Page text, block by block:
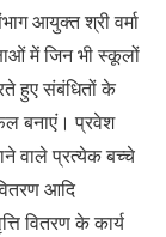
आयुक्त श्री वर्मा
में जिन भी स्कूलों
हुए संबंधितों के
बनाएं। प्रवेश
वाले प्रत्येक बच्चे
आदि
वितरण के कार्य